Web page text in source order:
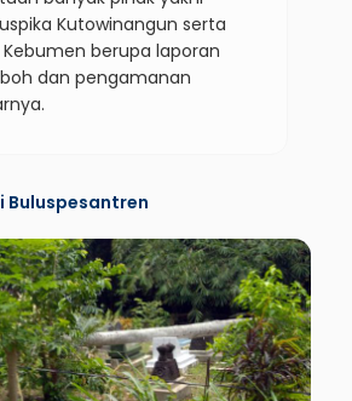
Kutowinangun serta
Kebumen berupa laporan
dan pengamanan
Buluspesantren